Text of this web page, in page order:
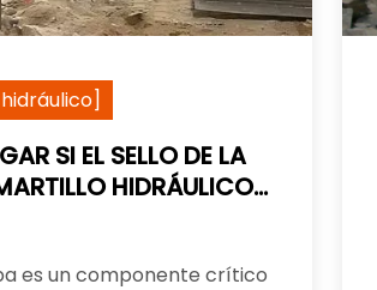
SI EL SELLO DE LA
HIDRÁULICO
PAUTAS
es un componente crítico